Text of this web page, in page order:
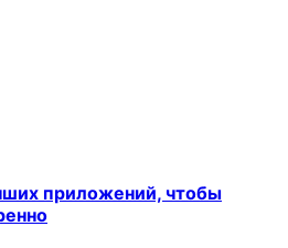
приложений, чтобы